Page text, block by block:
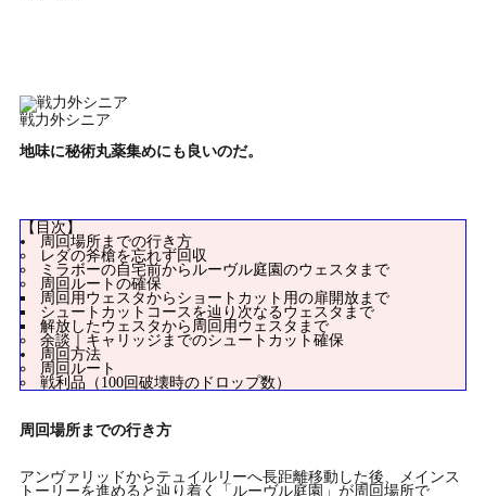
戦力外シニア
地味に秘術丸薬集めにも良いのだ。
【目次】
周回場所までの行き方
レダの斧槍を忘れず回収
ミラボーの自宅前からルーヴル庭園のウェスタまで
周回ルートの確保
周回用ウェスタからショートカット用の扉開放まで
シュートカットコースを辿り次なるウェスタまで
解放したウェスタから周回用ウェスタまで
余談｜キャリッジまでのシュートカット確保
周回方法
周回ルート
戦利品（100回破壊時のドロップ数）
周回場所までの行き方
アンヴァリッドからテュイルリーへ長距離移動した後、メインス
トーリーを進めると辿り着く「ルーヴル庭園」が周回場所で